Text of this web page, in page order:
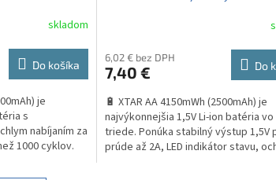
skladom
Do košíka
je
s
nabíjaním za
1000 cyklov.
produktu
je
z
5
hviezdičiek.
6,02 € bez DPH
7,40 € Do
🔋 XTAR AA 4150mWh (2500mAh) je
najvýkonnejšia 1,5V Li-ion batéria
triede. Ponúka stabilný výstup 1,5V
prúde až 2A, LED indikátor stavu,